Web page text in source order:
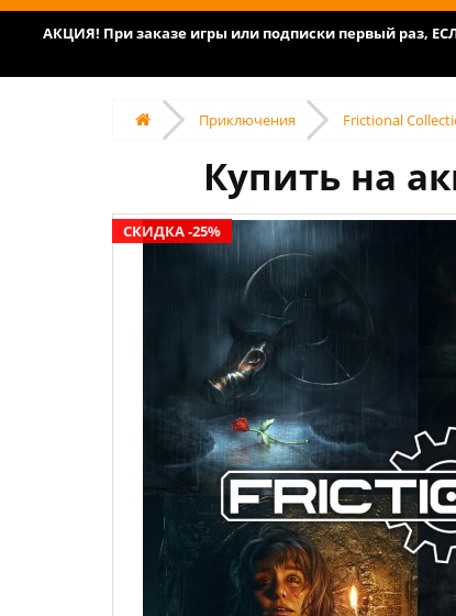
АКЦИЯ! При заказе игры или подписки первый раз,
Приключения Frictional
Купить на
СКИДКА -25%